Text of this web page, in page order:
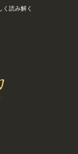
読み解く